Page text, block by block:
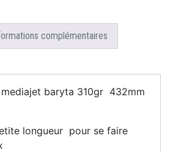
complémentaires
mediajet baryta 310gr 432mm
longueur pour se faire